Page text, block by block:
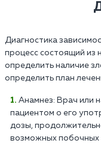
Диагностика
процесс состоящий из
определить наличие
определить план
Анамнез: Врач или
пациентом о его
дозы,
возможных побочных